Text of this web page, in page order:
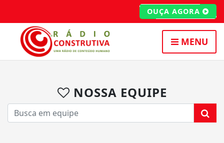
OUÇA AGORA
MENU
NOSSA EQUIPE